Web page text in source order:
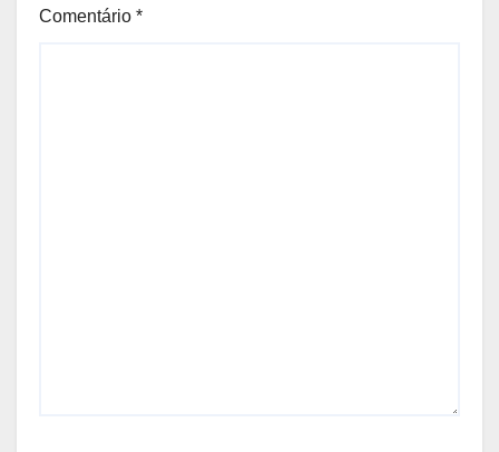
Comentário *